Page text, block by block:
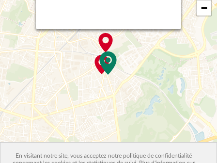
En visitant notre site, vous acceptez notre politique de confidentialité
Mairie de Stains
Piscine Municipale René ROUSSEAU
Studio Théâtre de Stains
−
Leaflet |données ©OpenStreetMap/ODbL - renduOSM France